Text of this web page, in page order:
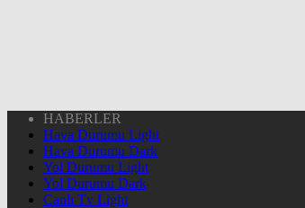
HABERLER
Hava Durumu Light
Hava Durumu Dark
Yol Durumu Light
Yol Durumu Dark
Canlı Tv Light